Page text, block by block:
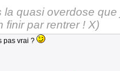
la quasi overdose
finir par rentrer ! X)
pas vrai ?